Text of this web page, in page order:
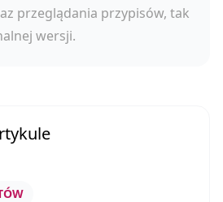
przeglądania przypisów, tak
wersji.